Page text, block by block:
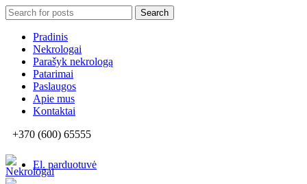
Search
for:
Search
Pradinis
Nekrologai
Parašyk nekrologą
Patarimai
Paslaugos
Apie mus
Kontaktai
+370 (600) 65555
El. parduotuvė